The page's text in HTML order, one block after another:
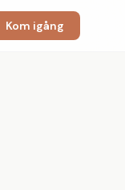
Kom igång